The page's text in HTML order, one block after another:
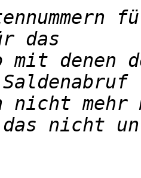
mit denen
mehr